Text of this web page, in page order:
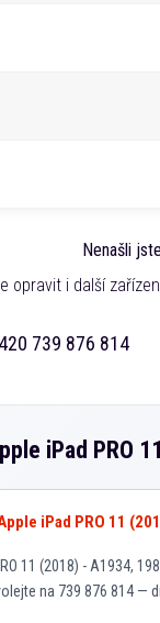
Nenašli
opravit i další
739 876 814
iPad PRO
iPad PRO 11
11 (2018) - A1934,
na 739 876 814 —